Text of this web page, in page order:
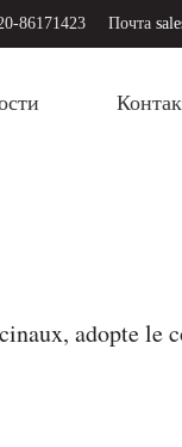
86171423 Почта
adopte le